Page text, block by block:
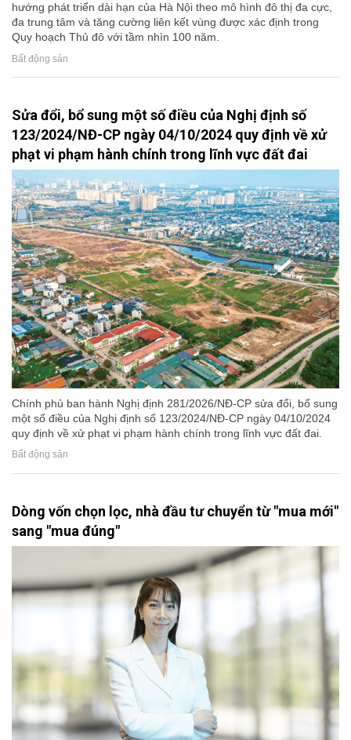
hướng phát triển dài hạn của Hà Nội theo mô hình đô thị đa cực,
đa trung tâm và tăng cường liên kết vùng được xác định trong
Quy hoạch Thủ đô với tầm nhìn 100 năm.
Bất động sản
Sửa đổi, bổ sung một số điều của Nghị định số
123/2024/NĐ-CP ngày 04/10/2024 quy định về xử
phạt vi phạm hành chính trong lĩnh vực đất đai
Chính phủ ban hành Nghị định 281/2026/NĐ-CP sửa đổi, bổ sung
một số điều của Nghị định số 123/2024/NĐ-CP ngày 04/10/2024
quy định về xử phạt vi phạm hành chính trong lĩnh vực đất đai.
Bất động sản
Dòng vốn chọn lọc, nhà đầu tư chuyển từ "mua mới"
sang "mua đúng"